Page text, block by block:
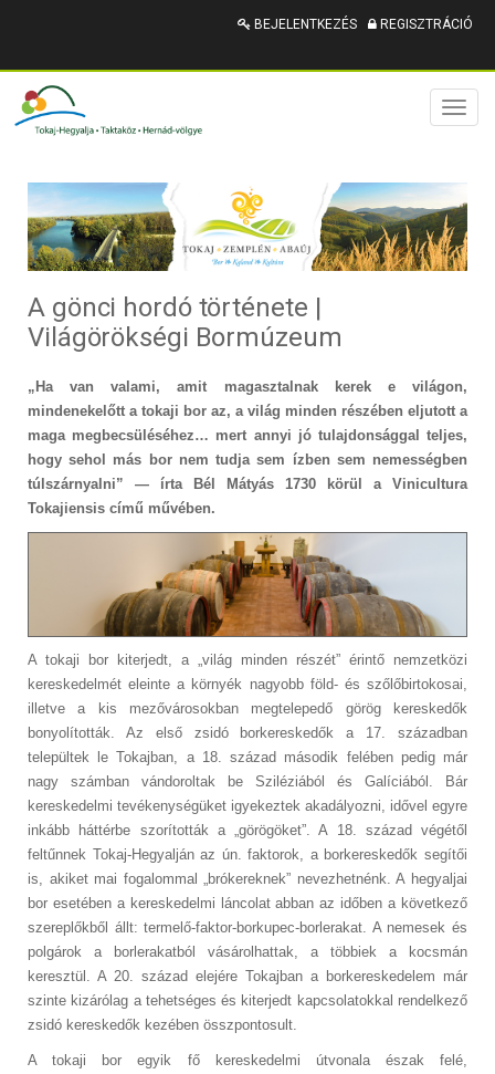
BEJELENTKEZÉS REGISZTRÁCIÓ
A gönci hordó története |
Világörökségi Bormúzeum
„Ha van valami, amit magasztalnak kerek e világon,
mindenekelőtt a tokaji bor az, a világ minden részében eljutott a
maga megbecsüléséhez… mert annyi jó tulajdonsággal teljes,
hogy sehol más bor nem tudja sem ízben sem nemességben
túlszárnyalni” ― írta Bél Mátyás 1730 körül a Vinicultura
Tokajiensis című művében.
A tokaji bor kiterjedt, a „világ minden részét” érintő nemzetközi
kereskedelmét eleinte a környék nagyobb föld- és szőlőbirtokosai,
illetve a kis mezővárosokban megtelepedő görög kereskedők
bonyolították. Az első zsidó borkereskedők a 17. században
települtek le Tokajban, a 18. század második felében pedig már
nagy számban vándoroltak be Sziléziából és Galíciából. Bár
kereskedelmi tevékenységüket igyekeztek akadályozni, idővel egyre
inkább háttérbe szorították a „görögöket”. A 18. század végétől
feltűnnek Tokaj-Hegyalján az ún. faktorok, a borkereskedők segítői
is, akiket mai fogalommal „brókereknek” nevezhetnénk. A hegyaljai
bor esetében a kereskedelmi láncolat abban az időben a következő
szereplőkből állt: termelő-faktor-borkupec-borlerakat. A nemesek és
polgárok a borlerakatból vásárolhattak, a többiek a kocsmán
keresztül. A 20. század elejére Tokajban a borkereskedelem már
szinte kizárólag a tehetséges és kiterjedt kapcsolatokkal rendelkező
zsidó kereskedők kezében összpontosult.
A tokaji bor egyik fő kereskedelmi útvonala észak felé,